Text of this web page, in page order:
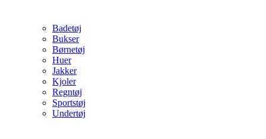
Badetøj
Bukser
Børnetøj
Huer
Jakker
Kjoler
Regntøj
Sportstøj
Undertøj